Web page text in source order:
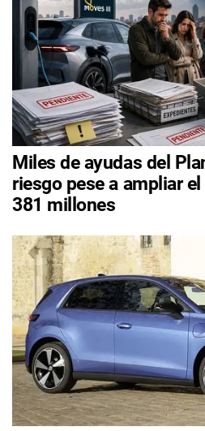
Miles de ayudas del
riesgo pese a ampliar
381 millones